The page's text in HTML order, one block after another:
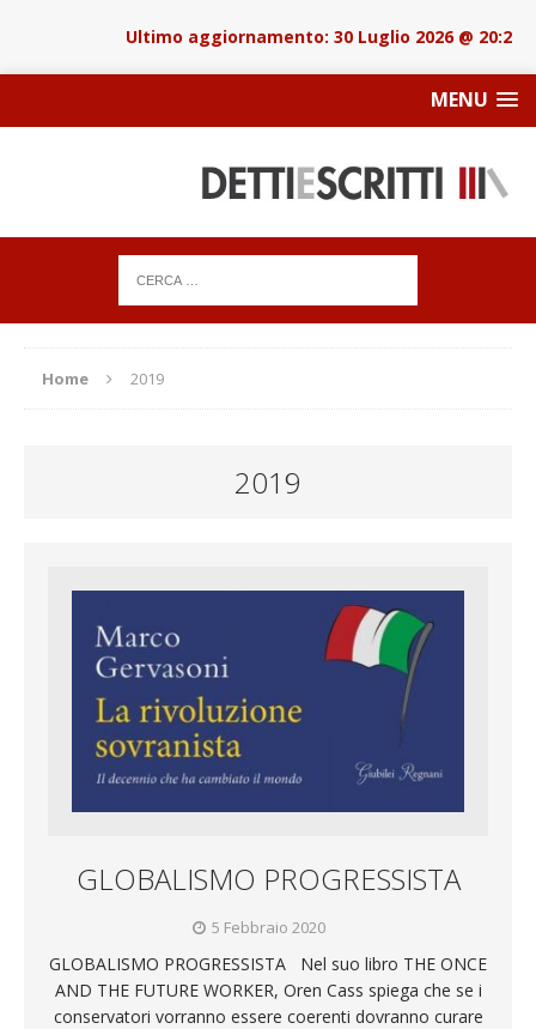
30 Luglio 2026 @ 20:22
MENU
Home 2019
2019
GLOBALISMO PROGRESSISTA
5 Febbraio 2020
GLOBALISMO PROGRESSISTA Nel suo libro THE ONCE
AND THE FUTURE WORKER, Oren Cass spiega che se i
conservatori vorranno essere coerenti dovranno curare